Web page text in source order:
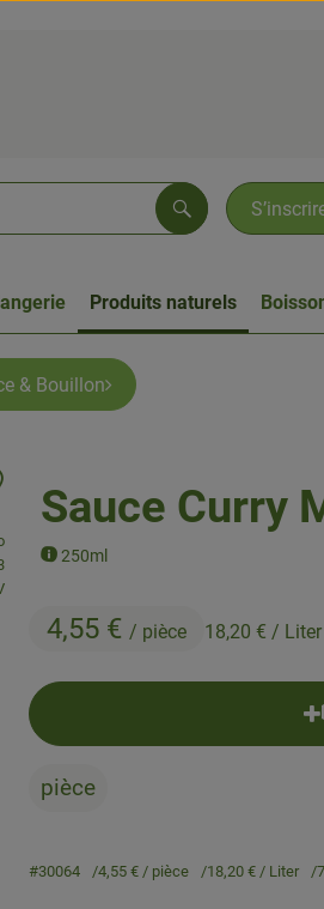
Rechercher
Produits naturels
& Bouillon
Sauce Curry
250ml
4,55 € / pièce 18,20 € / Liter
Ajouter le produit aux favoris
pièce
#30064 4,55 € / pièce 18,20 € / Liter